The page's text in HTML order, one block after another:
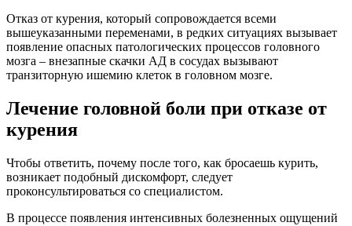
Отказ от курения, который сопровождается всеми
вышеуказанными переменами, в редких ситуациях вызывает
появление опасных патологических процессов головного
мозга – внезапные скачки АД в сосудах вызывают
транзиторную ишемию клеток в головном мозге.
Лечение головной боли при отказе от
курения
Чтобы ответить, почему после того, как бросаешь курить,
возникает подобный дискомфорт, следует
проконсультироваться со специалистом.
В процессе появления интенсивных болезненных ощущений